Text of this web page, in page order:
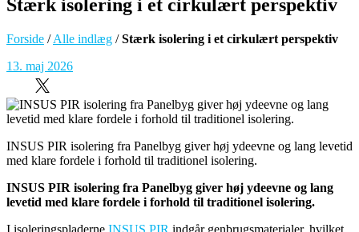
Stærk isolering i et cirkulært perspektiv
Forside /Alle indlæg /Stærk isolering i et cirkulært perspektiv
13. maj 2026
INSUS PIR isolering fra Panelbyg giver høj ydeevne og lang levetid
med klare fordele i forhold til traditionel isolering.
INSUS PIR isolering fra Panelbyg giver høj ydeevne og lang
levetid med klare fordele i forhold til traditionel isolering.